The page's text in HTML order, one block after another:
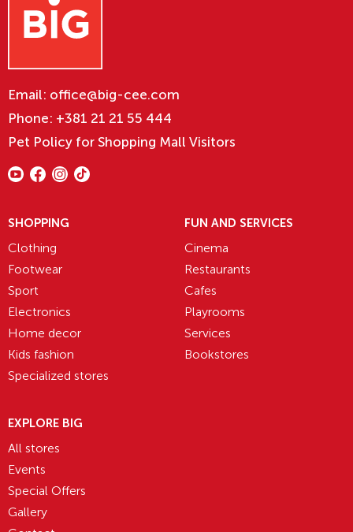
Email: office@big-cee.com
Phone: +381 21 21 55 444
Pet Policy for Shopping Mall Visitors
SHOPPING
Clothing
Footwear
Sport
Electronics
Home decor
Kids fashion
Specialized stores
FUN AND SERVICES
Cinema
Restaurants
Cafes
Playrooms
Services
Bookstores
EXPLORE BIG
All stores
Events
Special Offers
Gallery